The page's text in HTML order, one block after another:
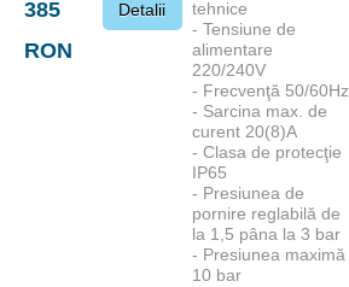
385
RON
Detalii
tehnice
- Tensiune de
alimentare
220/240V
- Frecvenţă 50/60Hz
- Sarcina max. de
curent 20(8)A
- Clasa de protecţie
IP65
- Presiunea de
pornire reglabilă de
la 1,5 pâna la 3 bar
- Presiunea maximă
10 bar